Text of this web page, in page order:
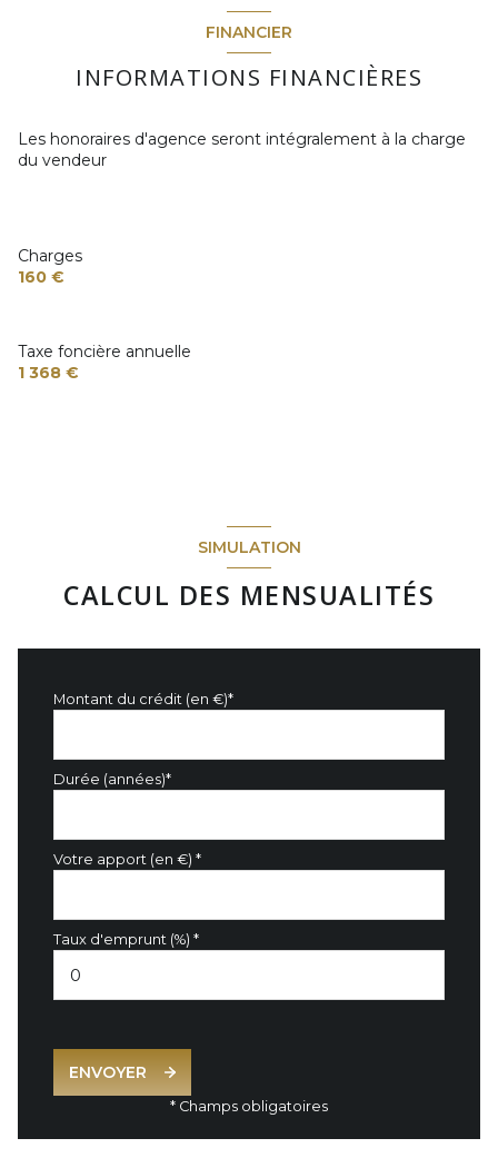
FINANCIER
INFORMATIONS FINANCIÈRES
Les honoraires d'agence seront intégralement à la charge
du vendeur
Charges
160 €
Taxe foncière annuelle
1 368 €
SIMULATION
CALCUL DES MENSUALITÉS
Montant du crédit (en €)*
Durée (années)*
Votre apport (en €) *
Taux d'emprunt (%) *
ENVOYER
* Champs obligatoires